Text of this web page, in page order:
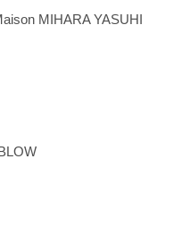
MIHARA YASUHI